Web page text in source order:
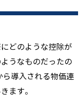
どのような控除が
うなものだったの
導入される物価連
ます。